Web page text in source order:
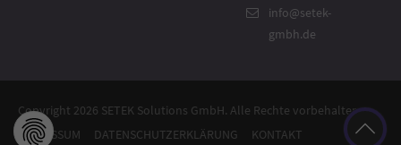
info@setek-
gmbh.de
Copyright 2026 SETEK Solutions GmbH. Alle Rechte vorbehalten.
IMPRESSUM
DATENSCHUTZERKLÄRUNG KONTAKT